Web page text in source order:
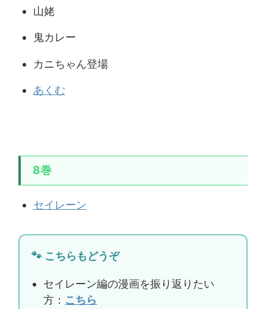
山姥
鬼カレー
カニちゃん登場
あくむ
8巻
セイレーン
🐾 こちらもどうぞ
セイレーン編の漫画を振り返りたい
方： こちら